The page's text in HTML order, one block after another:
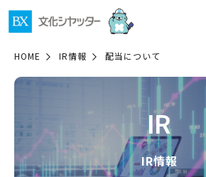
HOME IR情報 配当について
IR
IR情報